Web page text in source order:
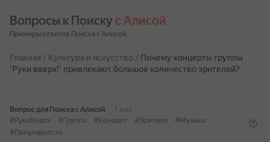
Вопросы к Поиску с Алисой
Примеры ответов Поиска с Алисой
Главная / Культура и искусство / Почему концерты группы
'Руки вверх!' привлекают большое количество зрителей?
Вопрос для Поиска с Алисой
1 мая
#РукиВверх
#Группа #Концерт #Зрители
#Музыка
#Популярность